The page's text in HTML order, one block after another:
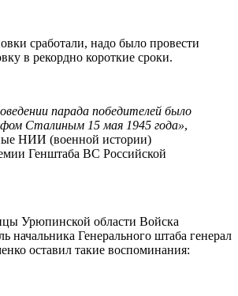
сработали, надо было провести
в рекордно короткие сроки.
парада победителей было
Сталиным 15 мая 1945 года»,
НИИ (военной истории)
Генштаба ВС Российской
Урюпинской области Войска
начальника Генерального штаба генерал
оставил такие воспоминания: